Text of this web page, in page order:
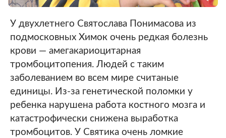
У двухлетнего Святослава Понимасова из
подмосковных Химок очень редкая болезнь
крови — амегакариоцитарная
тромбоцитопения. Людей с таким
заболеванием во всем мире считаные
единицы. Из-за генетической поломки у
ребенка нарушена работа костного мозга и
катастрофически снижена выработка
тромбоцитов. У Святика очень ломкие